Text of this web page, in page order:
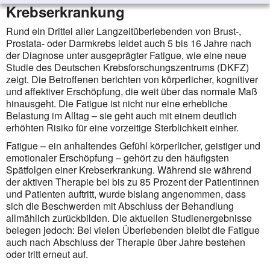
Krebserkrankung
Rund ein Drittel aller Langzeitüberlebenden von Brust-,
Prostata- oder Darmkrebs leidet auch 5 bis 16 Jahre nach
der Diagnose unter ausgeprägter Fatigue, wie eine neue
Studie des Deutschen Krebsforschungszentrums (DKFZ)
zeigt. Die Betroffenen berichten von körperlicher, kognitiver
und affektiver Erschöpfung, die weit über das normale Maß
hinausgeht. Die Fatigue ist nicht nur eine erhebliche
Belastung im Alltag – sie geht auch mit einem deutlich
erhöhten Risiko für eine vorzeitige Sterblichkeit einher.
Fatigue – ein anhaltendes Gefühl körperlicher, geistiger und
emotionaler Erschöpfung – gehört zu den häufigsten
Spätfolgen einer Krebserkrankung. Während sie während
der aktiven Therapie bei bis zu 85 Prozent der Patientinnen
und Patienten auftritt, wurde bislang angenommen, dass
sich die Beschwerden mit Abschluss der Behandlung
allmählich zurückbilden. Die aktuellen Studienergebnisse
belegen jedoch: Bei vielen Überlebenden bleibt die Fatigue
auch nach Abschluss der Therapie über Jahre bestehen
oder tritt erneut auf.